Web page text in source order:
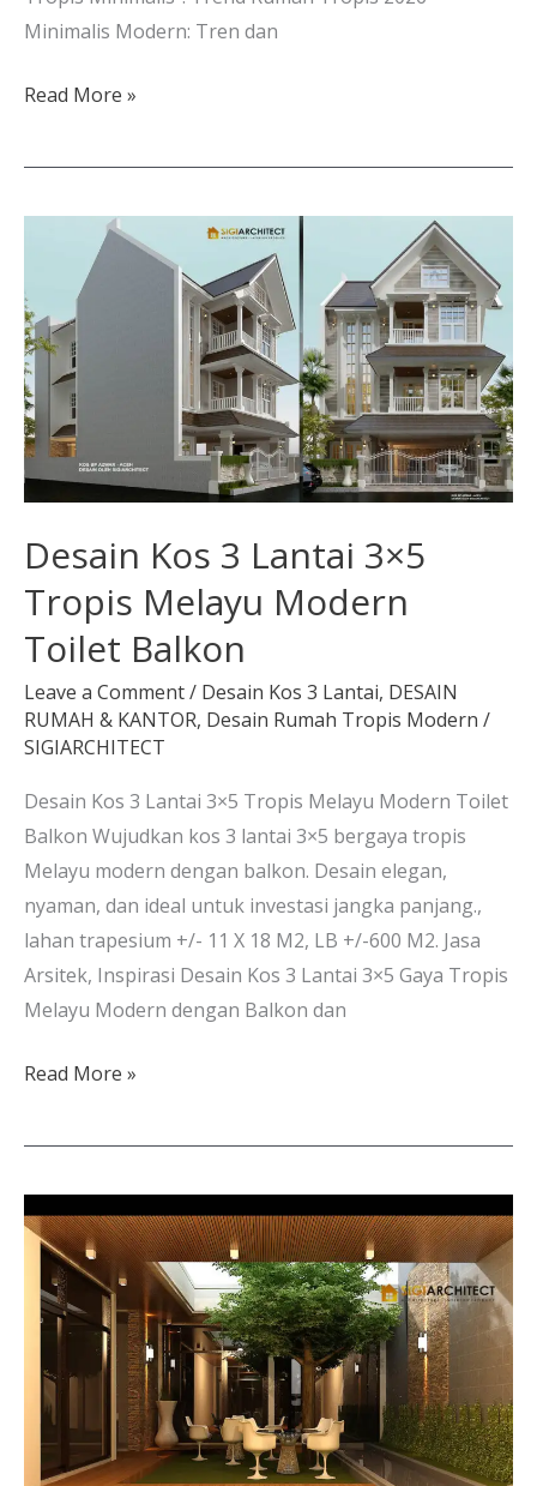
Minimalis Modern: Tren dan
Read More »
Desain Kos 3 Lantai 3×5
Tropis Melayu Modern
Toilet Balkon
Leave a Comment/ Desain Kos 3 Lantai, DESAIN
RUMAH & KANTOR, Desain Rumah Tropis Modern /
SIGIARCHITECT
Desain Kos 3 Lantai 3×5 Tropis Melayu Modern Toilet
Balkon Wujudkan kos 3 lantai 3×5 bergaya tropis
Melayu modern dengan balkon. Desain elegan,
nyaman, dan ideal untuk investasi jangka panjang.,
lahan trapesium +/- 11 X 18 M2, LB +/-600 M2. Jasa
Arsitek, Inspirasi Desain Kos 3 Lantai 3×5 Gaya Tropis
Melayu Modern dengan Balkon dan
3
Lantai
3×5
Tropis
Melayu
Modern
Toilet
Balkon
Read More »
Desain
Vila
Lantai
M2,
Kamar